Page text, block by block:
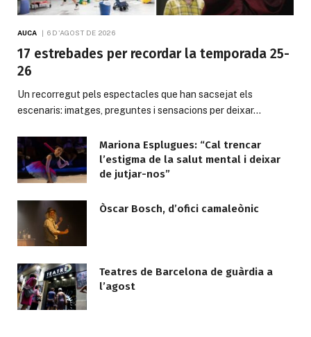
AUCA 6 D'AGOST DE 2026
17 estrebades per recordar la temporada 25-
26
Un recorregut pels espectacles que han sacsejat els
escenaris: imatges, preguntes i sensacions per deixar…
Mariona Esplugues: “Cal trencar
l’estigma de la salut mental i deixar
de jutjar-nos”
Òscar Bosch, d’ofici camaleònic
Teatres de Barcelona de guàrdia a
l’agost